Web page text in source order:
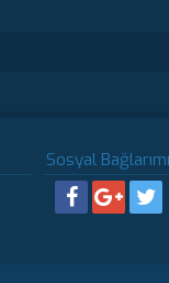
Sosyal